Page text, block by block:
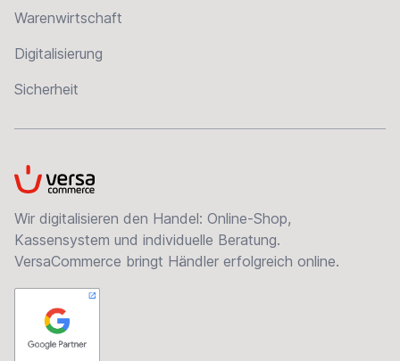
Warenwirtschaft
Digitalisierung
Sicherheit
VersaCommerce
Wir digitalisieren den Handel: Online-Shop,
Kassensystem und individuelle Beratung.
VersaCommerce bringt Händler erfolgreich online.